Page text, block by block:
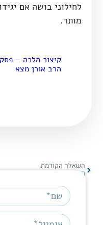
לחילוני בושה אם
מותר.
קיצור הלכה –
הרב אורן מצא
השאלה הקודמת
המוציא על כריות